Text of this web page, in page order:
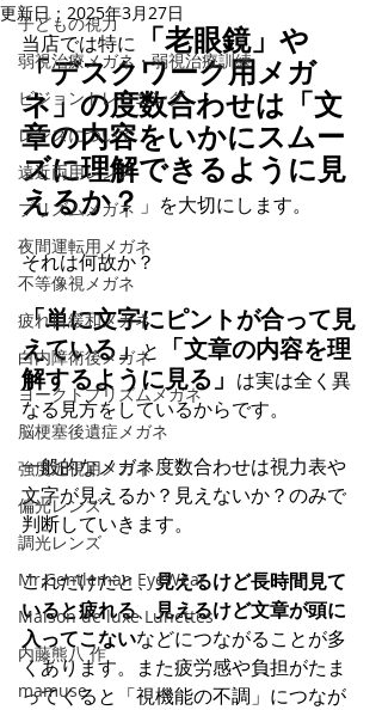
子どもの視力
弱視治療メガネ・弱視治療訓練
ビジョントレーニング
レンズについて
遠近両用レンズ
プリズムメガネ
夜間運転用メガネ
不等像視メガネ
疲れ目緩和メガネ
白内障術後メガネ
ヨークトプリズムメガネ
脳梗塞後遺症メガネ
強度近視用メガネ
偏光レンズ
調光レンズ
Mr.Gentleman EyeWear
Maison de luxe Lunettes
内藤熊八 作
mamuse
更新日： 2025年3月27日
当店では特に 「老眼鏡」や
「デスクワーク用メガ
ネ」の度数合わせは「文
章の内容をいかにスムー
ズに理解できるように見
えるか？ 」を大切にします。
それは何故か？
「単に文字にピントが合って見
えている」と
「文章の内容を理
解するように見る」 は実は全く異
なる見方をしているからです。
一般的なメガネ度数合わせは視力表や
文字が見えるか？見えないか？のみで
判断していきます。
これだけだと、見えるけど長時間見て
いると疲れる、見えるけど文章が頭に
入ってこないなどにつながることが多
くあります。また疲労感や負担がたま
ってくると「視機能の不調」につなが